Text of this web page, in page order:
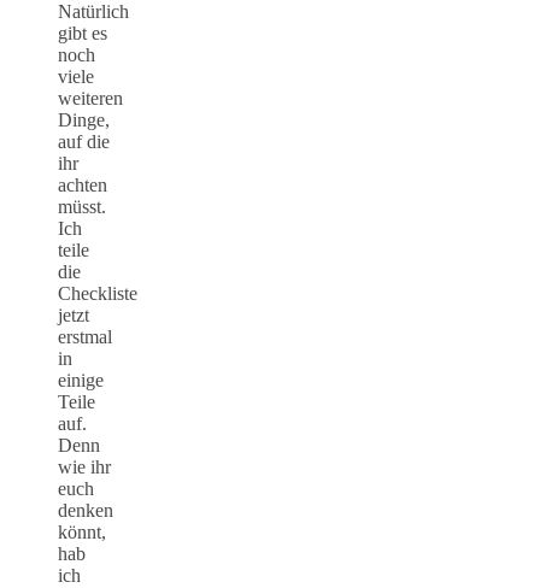
Natürlich
gibt es
noch
viele
weiteren
Dinge,
auf die
ihr
achten
müsst.
Ich
teile
die
Checkliste
jetzt
erstmal
in
einige
Teile
auf.
Denn
wie ihr
euch
denken
könnt,
hab
ich